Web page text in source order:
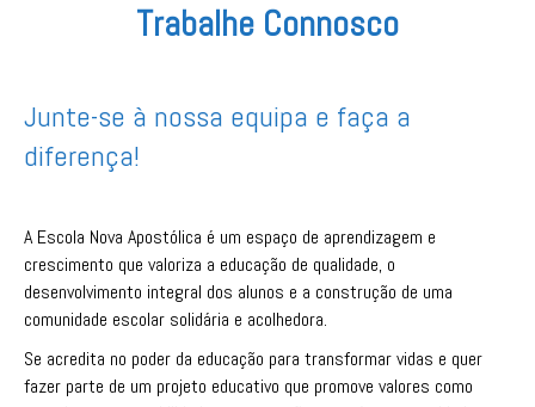
Trabalhe Connosco
Junte-se à nossa equipa e faça a
diferença!
A Escola Nova Apostólica é um espaço de aprendizagem e
crescimento que valoriza a educação de qualidade, o
desenvolvimento integral dos alunos e a construção de uma
comunidade escolar solidária e acolhedora.
Se acredita no poder da educação para transformar vidas e quer
fazer parte de um projeto educativo que promove valores como